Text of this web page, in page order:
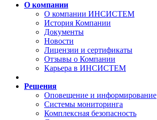
О компании
О компании ИНСИСТЕМ
История Компании
Документы
Новости
Лицензии и сертификаты
Отзывы о Компании
Карьера в ИНСИСТЕМ
Решения
Оповещение и информирование
Системы мониторинга
Комплексная безопасность